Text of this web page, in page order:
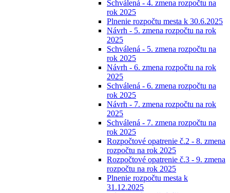
Schválená - 4. zmena rozpočtu na
rok 2025
Plnenie rozpočtu mesta k 30.6.2025
Návrh - 5. zmena rozpočtu na rok
2025
Schválená - 5. zmena rozpočtu na
rok 2025
Návrh - 6. zmena rozpočtu na rok
2025
Schválená - 6. zmena rozpočtu na
rok 2025
Návrh - 7. zmena rozpočtu na rok
2025
Schválená - 7. zmena rozpočtu na
rok 2025
Rozpočtové opatrenie č.2 - 8. zmena
rozpočtu na rok 2025
Rozpočtové opatrenie č.3 - 9. zmena
rozpočtu na rok 2025
Plnenie rozpočtu mesta k
31.12.2025